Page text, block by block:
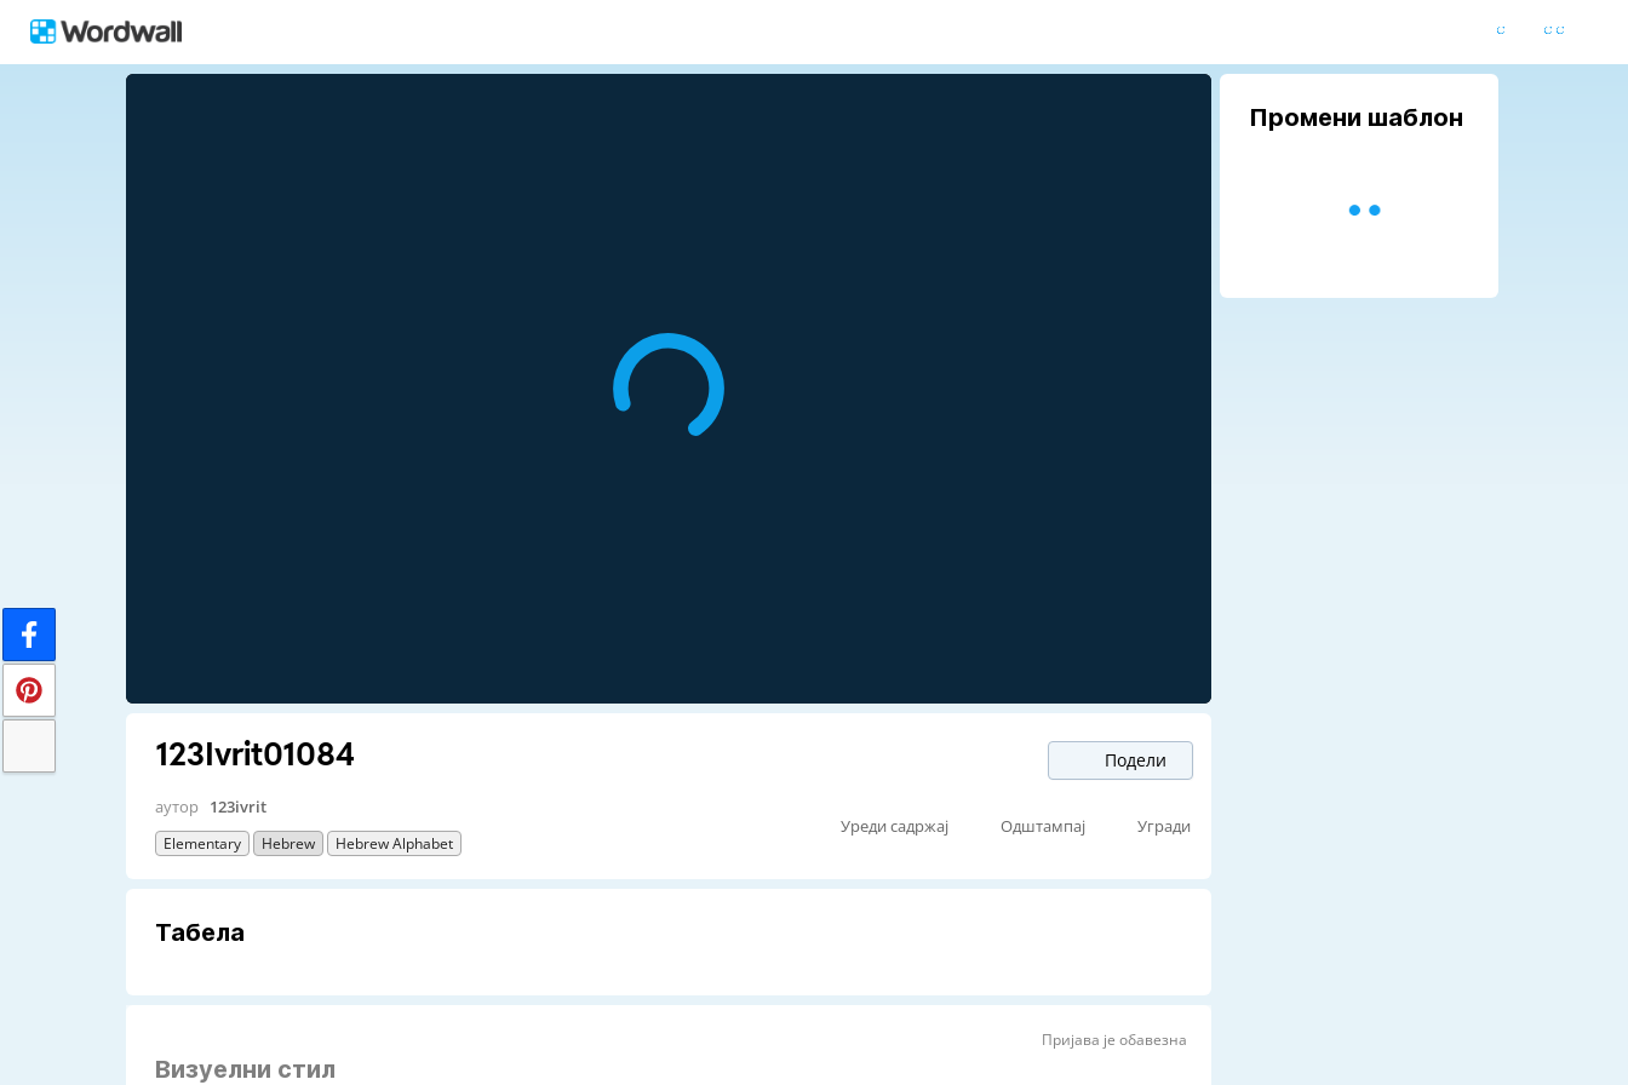
123Ivrit01084 Подели
аутор 123ivrit
Elementary Hebrew Hebrew Alphabet
Уреди садржај Одштампај Угради
Табела
Пријава је обавезна
Визуелни стил
Промени шаблон